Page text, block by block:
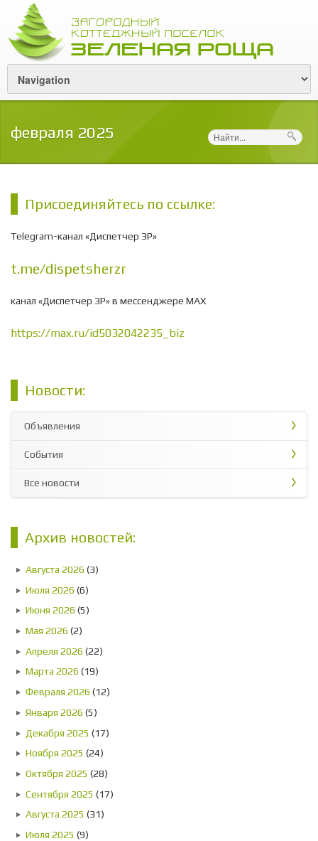
февраля 2025 Поиск
Присоединяйтесь по ссылке:
Telegram-канал «Диспетчер ЗР»
t.me/dispetsherzr
канал «Диспетчер ЗР» в мессенджере МАХ
https://max.ru/id5032042235_biz
Новости:
Объявления
События
Все новости
Архив новостей:
Августа 2026 (3)
Июля 2026 (6)
Июня 2026 (5)
Мая 2026 (2)
Апреля 2026 (22)
Марта 2026 (19)
Февраля 2026 (12)
Января 2026 (5)
Декабря 2025 (17)
Ноября 2025 (24)
Октября 2025 (28)
Сентября 2025 (17)
Августа 2025 (31)
Июля 2025 (9)